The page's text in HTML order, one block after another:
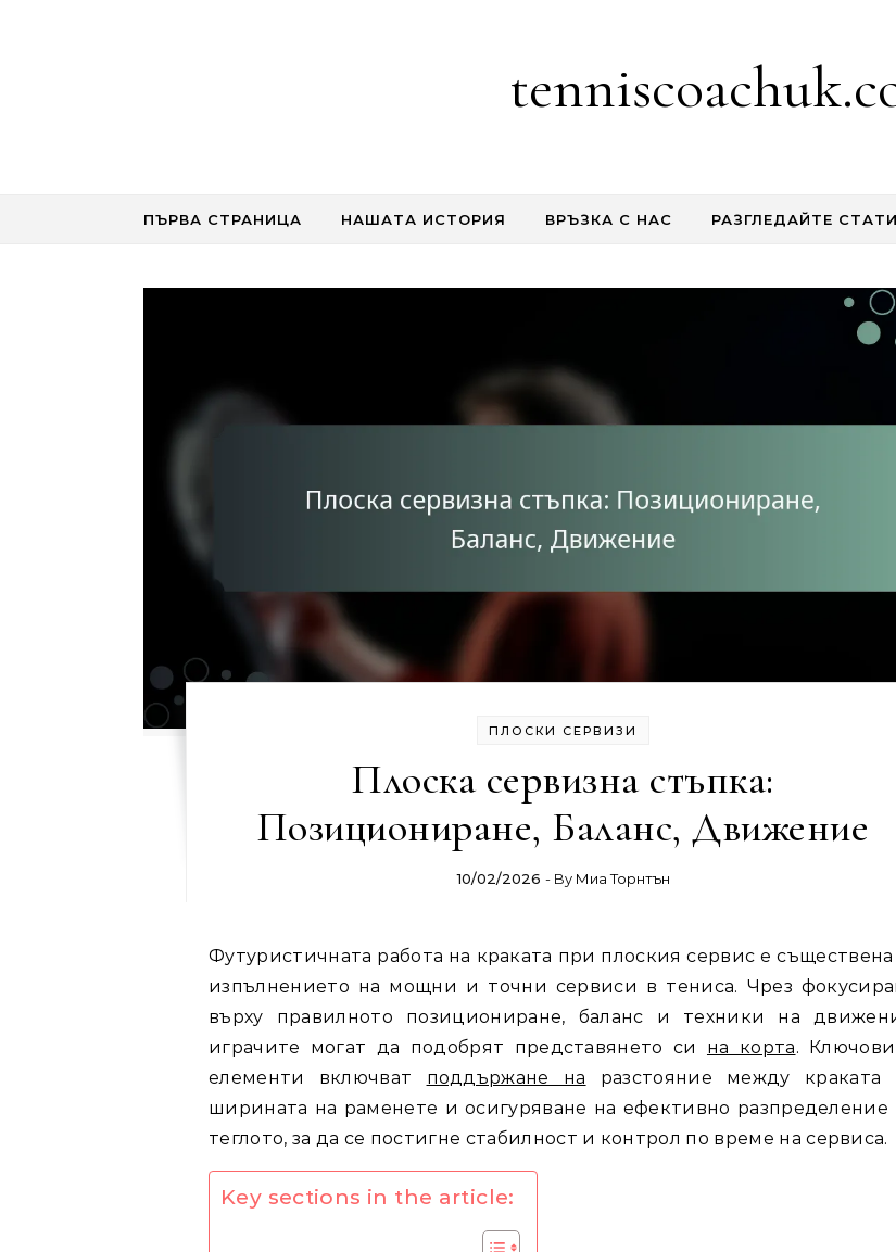
ПЪРВА СТРАНИЦА НАШАТА ИСТОРИЯ ВРЪЗКА С НАС РАЗГЛЕДАЙТЕ
ПЛОСКИ СЕРВИЗИ
Плоска сервизна стъпка:
Позициониране, Баланс, Движение
10/02/2026 - By Миа Торнтън
Футуристичната работа на краката при плоския сервис е съществена
изпълнението на мощни и точни сервиси в тениса. Чрез
върху правилното позициониране, баланс и техники на
играчите могат да подобрят представянето си на корта.
елементи включват поддържане на разстояние между краката
ширината на раменете и осигуряване на ефективно разпределение
теглото, за да се постигне стабилност и контрол по време на сервиса.
Key sections in the article: